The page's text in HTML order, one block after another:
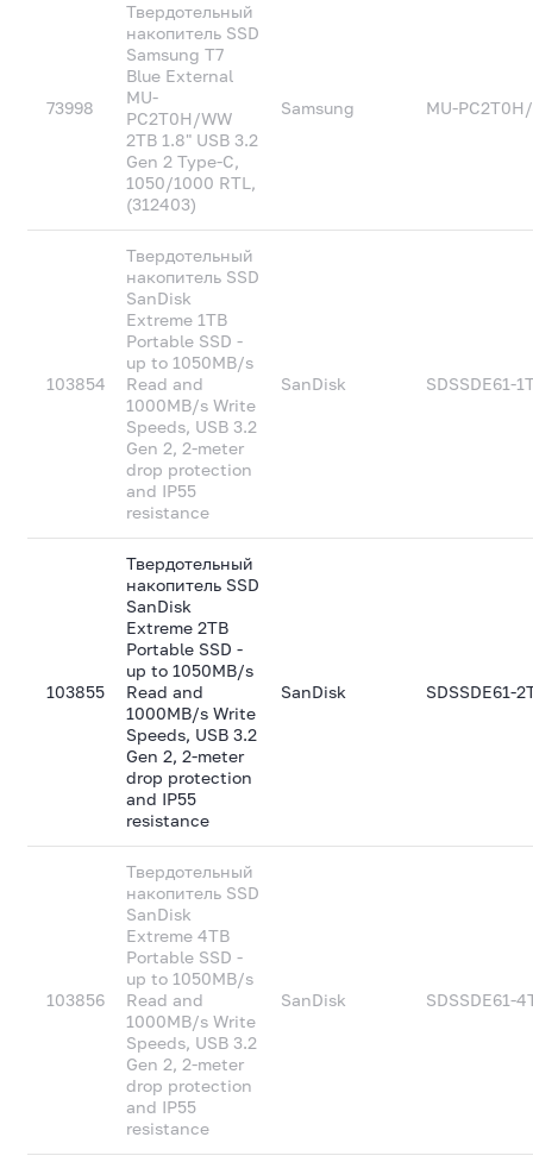
73998
Твердотельный
накопитель SSD
Samsung T7
Blue External
MU-
PC2T0H/WW
2TB 1.8" USB 3.2
Gen 2 Type-C,
1050/1000 RTL,
(312403)
Samsung MU-
103854
Твердотельный
накопитель SSD
SanDisk
Extreme 1TB
Portable SSD -
up to 1050MB/s
Read and
1000MB/s Write
Speeds, USB 3.2
Gen 2, 2-meter
drop protection
and IP55
resistance
SanDisk SDSSDE61-
103855
Твердотельный
накопитель SSD
SanDisk
Extreme 2TB
Portable SSD -
up to 1050MB/s
Read and
1000MB/s Write
Speeds, USB 3.2
Gen 2, 2-meter
drop protection
and IP55
resistance
SanDisk SDSSDE61-
103856
Твердотельный
накопитель SSD
SanDisk
Extreme 4TB
Portable SSD -
up to 1050MB/s
Read and
1000MB/s Write
Speeds, USB 3.2
Gen 2, 2-meter
drop protection
and IP55
resistance
SanDisk SDSSDE61-